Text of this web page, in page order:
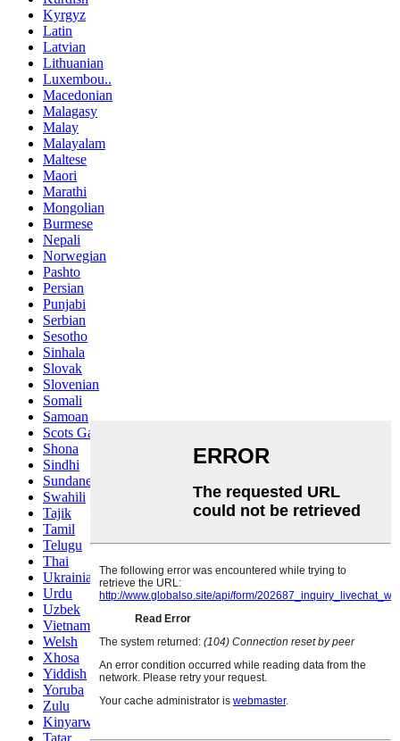
Kyrgyz
Latin
Latvian
Lithuanian
Luxembou..
Macedonian
Malagasy
Malay
Malayalam
Maltese
Maori
Marathi
Mongolian
Burmese
Nepali
Norwegian
Pashto
Persian
Punjabi
Serbian
Sesotho
Sinhala
Slovak
Slovenian
Somali
Samoan
Scots Gaelic
Shona
Sindhi
Sundanese
Swahili
Tajik
Tamil
Telugu
Thai
Ukrainian
Urdu
Uzbek
Vietnamese
Welsh
Xhosa
Yiddish
Yoruba
Zulu
Kinyarwanda